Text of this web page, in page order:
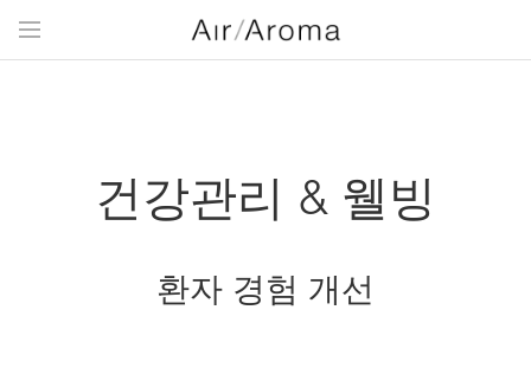
건강관리 & 웰빙
환자 경험 개선